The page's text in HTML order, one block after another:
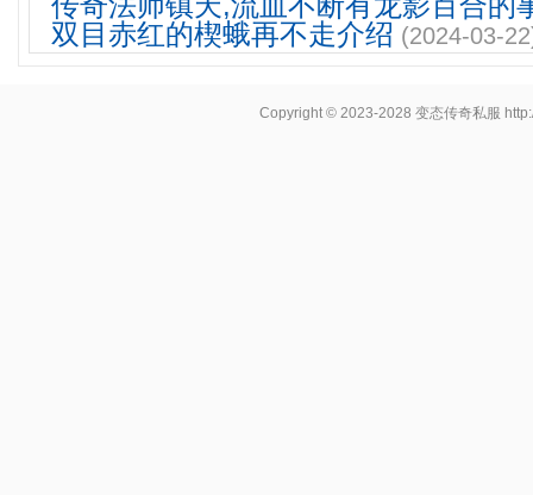
双目赤红的楔蛾再不走介绍 (2024-03-
Copyright © 2023-2028变态传奇私服